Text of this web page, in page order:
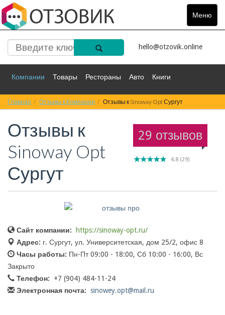
Меню
Toggle
hello@otzovik.online
Компании Товары Рестораны Авто Книги
Спорт Фильмы Деньги Путешествия
Красота Здоровье
Главная Отзывы к Компании Отзывы к Sinoway Opt Сургут
29 отзывов
4.8 (29)
Отзывы к
Sinoway Opt
Сургут
Сайт компании:
https://sinoway-opt.ru/
Адрес: г. Сургут, ул. Университетская, дом 25/2, офис 8
Часы работы: Пн-Пт 09:00 - 18:00, Сб 10:00 - 16:00, Вс
Закрыто
Телефон:
+7 (904) 484-11-24
Электронная почта: sinowey.opt@mail.ru